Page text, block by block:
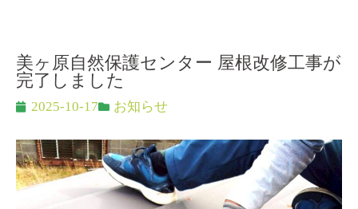
美ヶ原自然保護センター 屋根改修工事が
完了しました
2025-10-17 お知らせ